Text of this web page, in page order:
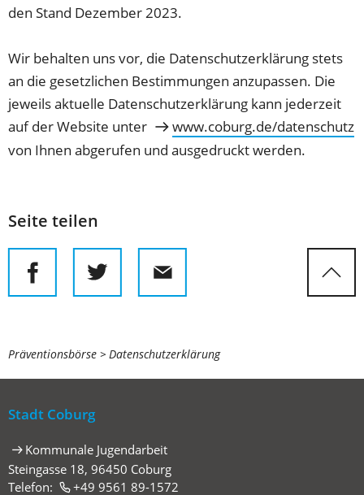
den Stand Dezember 2023.
Wir behalten uns vor, die Datenschutzerklärung stets
an die gesetzlichen Bestimmungen anzupassen. Die
jeweils aktuelle Datenschutzerklärung kann jederzeit
auf der Website unter
www.coburg.de/datenschutz
von Ihnen abgerufen und ausgedruckt werden.
Seite teilen
Sie
befinden
sich
Präventionsbörse Datenschutzerklärung
Stadt Coburg
Kommunale Jugendarbeit
Steingasse 18, 96450 Coburg
Telefon:
+49 9561 89-1572